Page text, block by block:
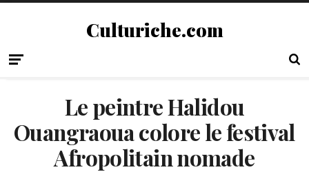
Culturiche.com
Le peintre Halidou
Ouangraoua colore le festival
Afropolitain nomade